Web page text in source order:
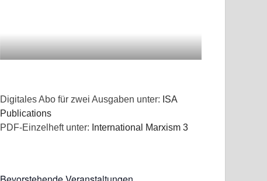
Digitales Abo für zwei Ausgaben unter: ISA
Publications
PDF-Einzelheft unter: International Marxism 3